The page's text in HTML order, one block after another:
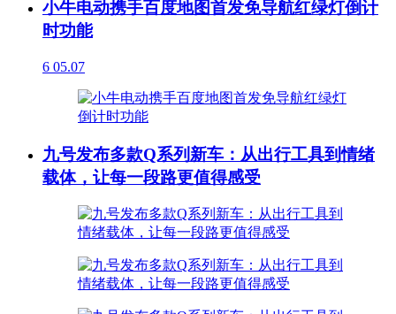
小牛电动携手百度地图首发免导航红绿灯倒计
时功能
6 05.07
九号发布多款Q系列新车：从出行工具到情绪
载体，让每一段路更值得感受